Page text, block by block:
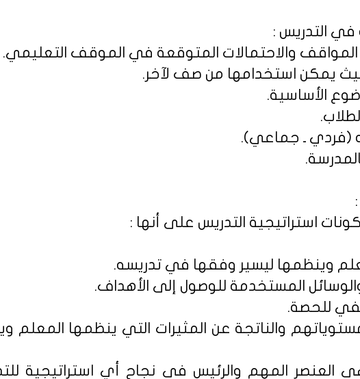
في التدريس :
والناتجة عن المثيرات التي ينظمها المعلم
العنصر المهم والرئيس في نجاح أي استراتيجية